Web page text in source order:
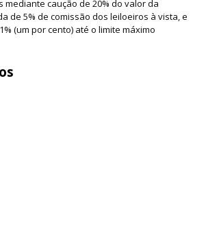
caução de 20% do valor da
de 5% de comissão dos leiloeiros à vista, e
(um por cento) até o limite máximo